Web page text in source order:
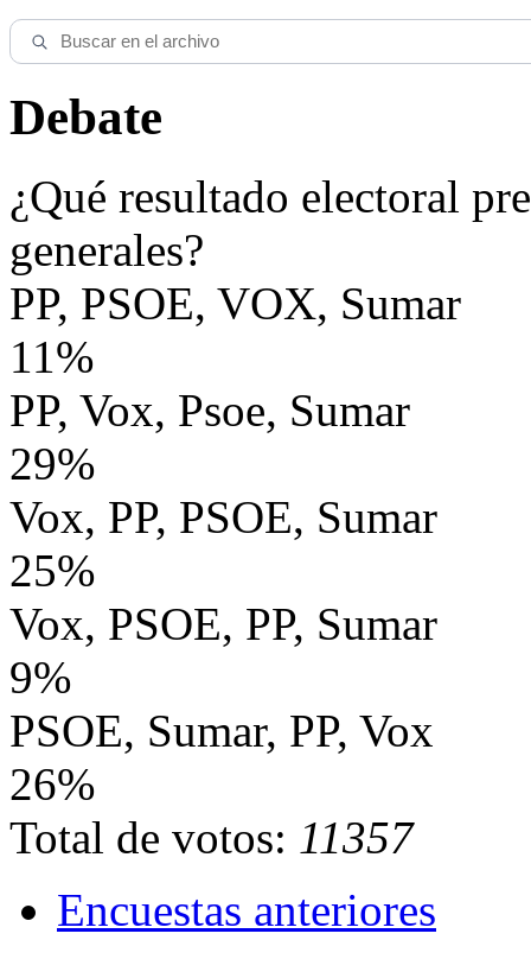
Debate
¿Qué resultado electoral
generales?
PP, PSOE, VOX, Sumar
11%
PP, Vox, Psoe, Sumar
29%
Vox, PP, PSOE, Sumar
25%
Vox, PSOE, PP, Sumar
9%
PSOE, Sumar, PP, Vox
26%
Total de votos: 11357
Encuestas anteriores